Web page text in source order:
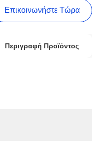
Επικοινωνήστε Τώρα
Περιγραφή Προϊόντος